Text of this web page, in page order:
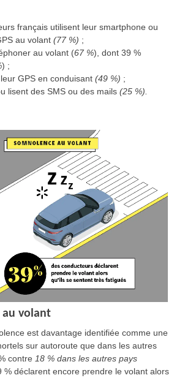
français utilisent leur smartphone ou
au volant (77 %) ;
au volant (67 %), dont 39 %
) ;
GPS en conduisant (49 %) ;
lisent des SMS ou des mails (25 %).
volant
est davantage identifiée comme une
sur autoroute que dans les autres
contre 18 % dans les autres pays
% déclarent encore prendre le volant alors